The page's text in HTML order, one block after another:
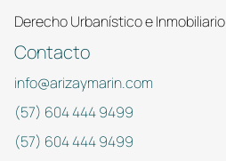
Derecho Urbanístico e Inmobiliario
Contacto
info@arizaymarin.com
(57) 604 444 9499
(57) 604 444 9499